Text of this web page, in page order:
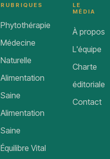
RUBRIQUES
Phytothérapie
Médecine
Naturelle
Alimentation
Saine
Alimentation
Saine
Équilibre Vital
LE
MÉDIA
À propos
L'équipe
Charte
éditoriale
Contact